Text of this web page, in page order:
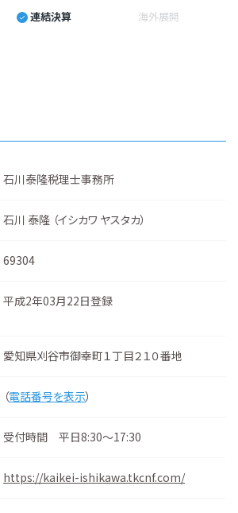
連結決算 海外展開
石川泰隆税理士事務所
石川 泰隆 （イシカワ ヤスタカ）
69304
平成2年03月22日登録
愛知県刈谷市御幸町１丁目２１０番地
（電話番号を表示）
受付時間 平日8:30～17:30
https://kaikei-ishikawa.tkcnf.com/